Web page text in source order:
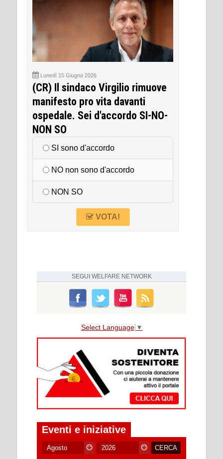
Lunedì 15 Giugno 2026
(CR) Il sindaco Virgilio rimuove
manifesto pro vita davanti
ospedale. Sei d'accordo SI-NO-
NON SO
SI sono d'accordo
NO non sono d'accordo
NON SO
VOTA!
SEGUI WELFARE NETWORK
Select Language ▼
Eventi e iniziative